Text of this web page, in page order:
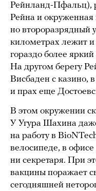
Рейнланд-Пфальц),
Рейна и
но второразрядный
километрах лежит и
гораздо более
На другом берегу
Висбаден с казино,
и прах еще
В этом окружении
У Угура Шахина
на работу в
велосипеде, в
ни секретаря. При
вакцины поражает
сегодняшней